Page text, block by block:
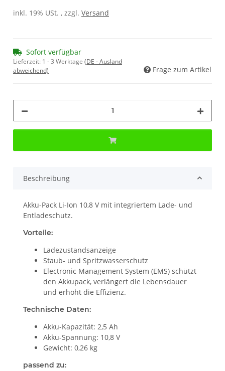
inkl. 19% USt. , zzgl. Versand
Sofort verfügbar
Lieferzeit: 1 - 3 Werktage (DE - Ausland
abweichend)
Frage zum Artikel
Beschreibung
Akku-Pack Li-Ion 10,8 V mit integriertem Lade- und
Entladeschutz.
Vorteile:
Ladezustandsanzeige
Staub- und Spritzwasserschutz
Electronic Management System (EMS) schützt
den Akkupack, verlängert die Lebensdauer
und erhöht die Effizienz.
Technische Daten:
Akku-Kapazität: 2,5 Ah
Akku-Spannung: 10,8 V
Gewicht: 0,26 kg
passend zu: